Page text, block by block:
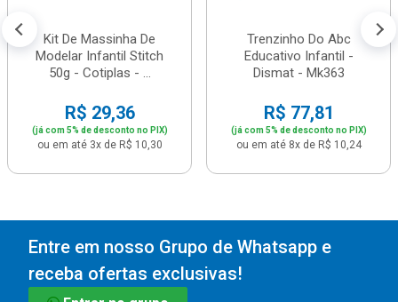
Kit De Massinha De
Modelar Infantil Stitch
50g - Cotiplas - ...
R$ 29,36
(já com 5% de desconto no PIX)
ou em até 3x de R$ 10,30
Trenzinho Do Abc
Educativo Infantil -
Dismat - Mk363
R$ 77,81
(já com 5% de desconto no PIX)
ou em até 8x de R$ 10,24
Entre em nosso Grupo de Whatsapp e
receba ofertas exclusivas!